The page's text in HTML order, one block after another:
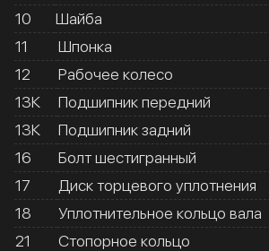
10
Шайба
11
Шпонка
12
Рабочее колесо
13К
Подшипник передний
13К
Подшипник задний
16
Болт шестигранный
17
Диск торцевого уплотнения
18
Уплотнительное кольцо вала
21
Стопорное кольцо